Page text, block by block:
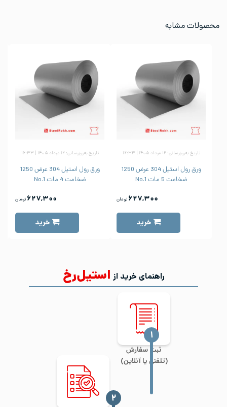
محصولات مشابه
تاریخ به‌روزرسانی: ۱۲ مرداد ۱۴۰۵ | ۱۶:۳۳
ورق رول استیل 304 عرض 1250
ضخامت 5 مات No.1
۶۲۷,۳۰۰ تومان
خرید
تاریخ به‌روزرسانی: ۱۲ مرداد ۱۴۰۵ | ۱۶:۳۳
ورق رول استیل 304 عرض 1250
ضخامت 4 مات No.1
۶۲۷,۳۰۰ تومان
خرید
راهنمای خرید از استیل‌رخ
ثبت سفارش
(تلفنی یا آنلاین)
‍۱
‍۲